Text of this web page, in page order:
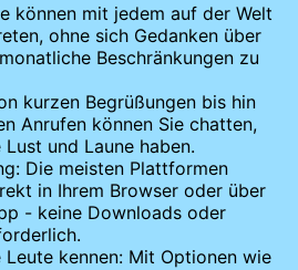
können mit jedem auf der Welt
ohne sich Gedanken über
Beschränkungen zu
kurzen Begrüßungen bis hin
Anrufen können Sie chatten,
und Laune haben.
Die meisten Plattformen
in Ihrem Browser oder über
- keine Downloads oder
Leute kennen: Mit Optionen wie